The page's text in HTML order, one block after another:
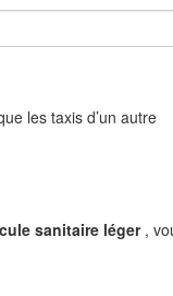
les taxis d’un autre
sanitaire léger ,